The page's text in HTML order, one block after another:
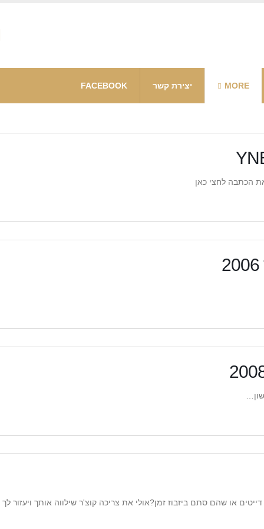
MORE יצירת קשר FACEBOOK
הכתבה לחצי כאן
או שהם סתם ביזבוז זמן?אולי את צריכה קוצ'ר שילווה אותך ויעזור לך